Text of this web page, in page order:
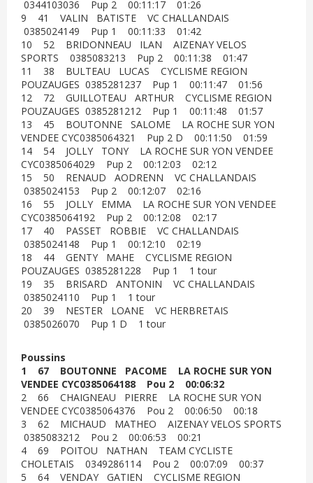
0344103036 Pup 2 00:11:17 01:26
9 41 VALIN BATISTE VC CHALLANDAIS
0385024149 Pup 1 00:11:33 01:42
10 52 BRIDONNEAU ILAN AIZENAY VELOS
SPORTS 0385083213 Pup 2 00:11:38 01:47
11 38 BULTEAU LUCAS CYCLISME REGION
POUZAUGES 0385281237 Pup 1 00:11:47 01:56
12 72 GUILLOTEAU ARTHUR CYCLISME REGION
POUZAUGES 0385281212 Pup 1 00:11:48 01:57
13 45 BOUTONNE SALOME LA ROCHE SUR YON
VENDEE CYC0385064321 Pup 2 D 00:11:50 01:59
14 54 JOLLY TONY LA ROCHE SUR YON VENDEE
CYC0385064029 Pup 2 00:12:03 02:12
15 50 RENAUD AODRENN VC CHALLANDAIS
0385024153 Pup 2 00:12:07 02:16
16 55 JOLLY EMMA LA ROCHE SUR YON VENDEE
CYC0385064192 Pup 2 00:12:08 02:17
17 40 PASSET ROBBIE VC CHALLANDAIS
0385024148 Pup 1 00:12:10 02:19
18 44 GENTY MAHE CYCLISME REGION
POUZAUGES 0385281228 Pup 1 1 tour
19 35 BRISARD ANTONIN VC CHALLANDAIS
0385024110 Pup 1 1 tour
20 39 NESTER LOANE VC HERBRETAIS
0385026070 Pup 1 D 1 tour
Poussins
1 67 BOUTONNE PACOME LA ROCHE SUR YON
VENDEE CYC0385064188 Pou 2 00:06:32
2 66 CHAIGNEAU PIERRE LA ROCHE SUR YON
VENDEE CYC0385064376 Pou 2 00:06:50 00:18
3 62 MICHAUD MATHEO AIZENAY VELOS SPORTS
0385083212 Pou 2 00:06:53 00:21
4 69 POITOU NATHAN TEAM CYCLISTE
CHOLETAIS 0349286114 Pou 2 00:07:09 00:37
5 64 VENDAY GATIEN CYCLISME REGION